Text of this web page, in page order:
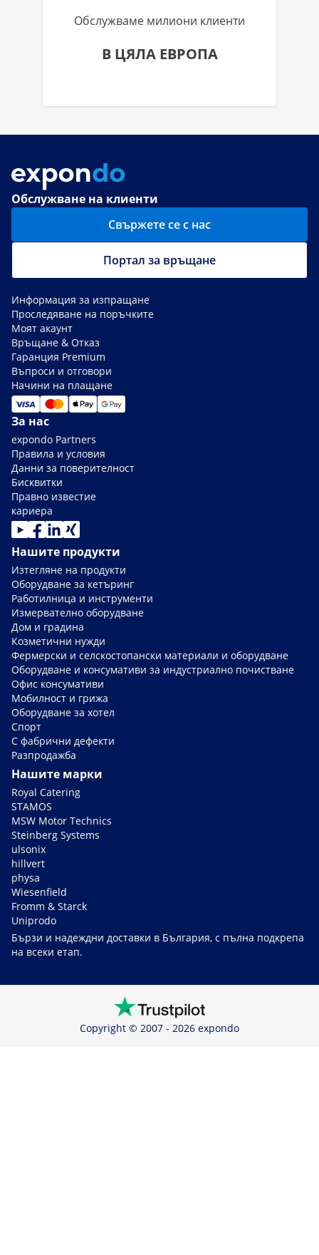
Обслужваме милиони клиенти
В ЦЯЛА ЕВРОПА
Обслужване на клиенти
Свържете се с нас
Портал за връщане
Информация за изпращане
Проследяване на поръчките
Моят акаунт
Връщане & Отказ
Гаранция Premium
Въпроси и отговори
Начини на плащане
За нас
expondo Partners
Правила и условия
Данни за поверителност
Бисквитки
Правно известие
кариера
Нашите продукти
Изтегляне на продукти
Оборудване за кетъринг
Работилница и инструменти
Измервателно оборудване
Дом и градина
Козметични нужди
Фермерски и селскостопански материали и оборудване
Оборудване и консумативи за индустриално почистване
Офис консумативи
Мобилност и грижа
Оборудване за хотел
Спорт
С фабрични дефекти
Разпродажба
Нашите марки
Royal Catering
STAMOS
MSW Motor Technics
Steinberg Systems
ulsonix
hillvert
physa
Wiesenfield
Fromm & Starck
Uniprodo
Бързи и надеждни доставки в България, с пълна подкрепа
на всеки етап.
Copyright © 2007 - 2026 expondo